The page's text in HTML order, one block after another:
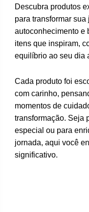
Descubra produtos
para transformar sua
autoconhecimento e
itens que inspiram,
equilíbrio ao seu dia
Cada produto foi
com carinho,
momentos de
transformação. Seja
especial ou para
jornada, aqui você
significativo.